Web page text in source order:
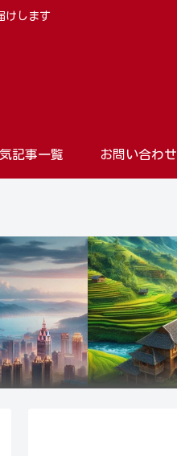
けします
記事一覧 お問い合わせ